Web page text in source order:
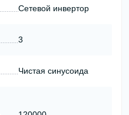
Сетевой инвертор
3
Чистая синусоида